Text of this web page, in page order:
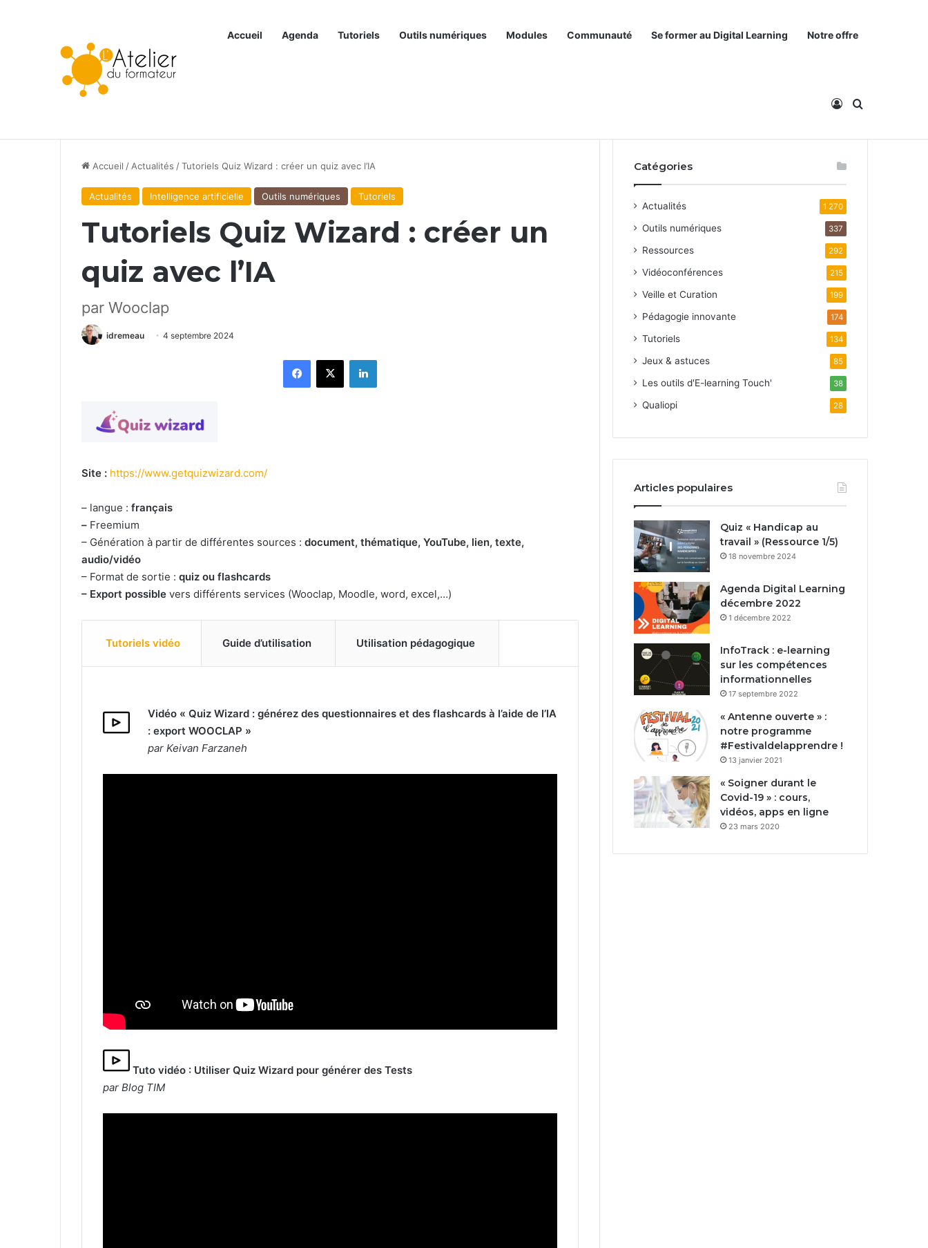
Accueil Agenda Tutoriels Outils numériques Modules Communauté Se former au Digital Learning Notre offre
Connexion
Rechercher
Accueil / Actualités /Tutoriels Quiz Wizard : créer un quiz avec l’IA
Actualités Intelligence artificielle Outils numériques Tutoriels
Tutoriels Quiz Wizard : créer un
quiz avec l’IA
par Wooclap
idremeau 4 septembre 2024
Facebook
X Linkedin
Site : https://www.getquizwizard.com/
– langue : français
– Freemium
– Génération à partir de différentes sources : document, thématique, YouTube, lien, texte,
audio/vidéo
– Format de sortie : quiz ou flashcards
– Export possible vers différents services (Wooclap, Moodle, word, excel,…)
Tutoriels vidéo Guide d’utilisation Utilisation pédagogique
Vidéo « Quiz Wizard : générez des questionnaires et des flashcards à l’aide de l’IA
: export WOOCLAP »
par Keivan Farzaneh
Tuto vidéo : Utiliser Quiz Wizard pour générer des Tests
par Blog TIM
Catégories
Actualités 1 270
Outils numériques 337
Ressources 292
Vidéoconférences 215
Veille et Curation 199
Pédagogie innovante 174
Tutoriels 134
Jeux & astuces 85
Les outils d'E-learning Touch' 38
Qualiopi 28
Articles populaires
Quiz « Handicap au
travail » (Ressource 1/5)
18 novembre 2024
Agenda Digital Learning
décembre 2022
1 décembre 2022
InfoTrack : e-learning
sur les compétences
informationnelles
17 septembre 2022
« Antenne ouverte » :
notre programme
#Festivaldelapprendre !
13 janvier 2021
« Soigner durant le
Covid-19 » : cours,
vidéos, apps en ligne
23 mars 2020